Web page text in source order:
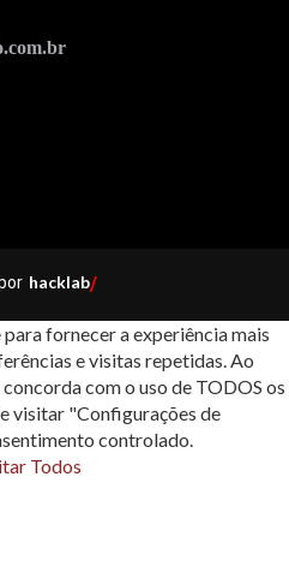
hacklab/
fornecer a experiência mais
e visitas repetidas. Ao
com o uso de TODOS os
visitar "Configurações de
controlado.
Todos